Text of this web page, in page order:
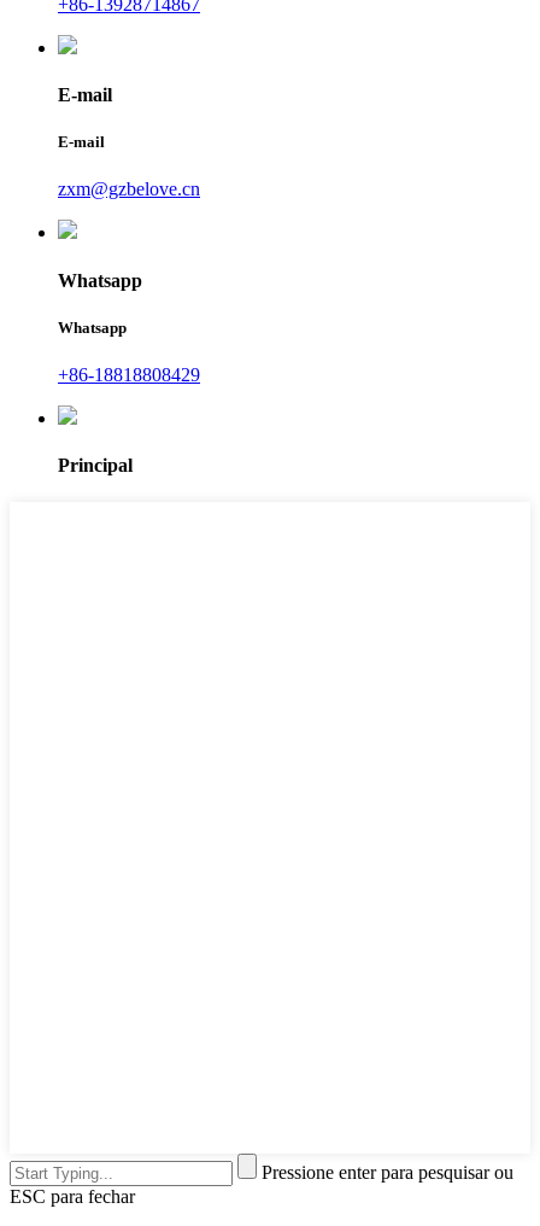
E-mail
E-mail
zxm@gzbelove.cn
Whatsapp
Whatsapp
+86-18818808429
Principal
Pressione enter para pesquisar ou
ESC para fechar